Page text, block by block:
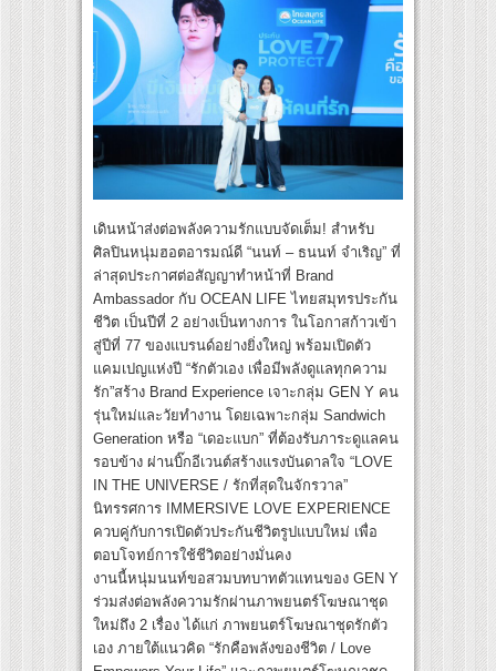
เดินหน้าส่งต่อพลังความรักแบบจัดเต็ม! สำหรับ
ศิลปินหนุ่มฮอตอารมณ์ดี “นนท์ – ธนนท์ จำเริญ” ที่
ล่าสุดประกาศต่อสัญญาทำหน้าที่ Brand
Ambassador กับ OCEAN LIFE ไทยสมุทรประกัน
ชีวิต เป็นปีที่ 2 อย่างเป็นทางการ ในโอกาสก้าวเข้า
สู่ปีที่ 77 ของแบรนด์อย่างยิ่งใหญ่ พร้อมเปิดตัว
แคมเปญแห่งปี “รักตัวเอง เพื่อมีพลังดูแลทุกความ
รัก”สร้าง Brand Experience เจาะกลุ่ม GEN Y คน
รุ่นใหม่และวัยทำงาน โดยเฉพาะกลุ่ม Sandwich
Generation หรือ “เดอะแบก” ที่ต้องรับภาระดูแลคน
รอบข้าง ผ่านบิ๊กอีเวนต์สร้างแรงบันดาลใจ “LOVE
IN THE UNIVERSE / รักที่สุดในจักรวาล”
นิทรรศการ IMMERSIVE LOVE EXPERIENCE
ควบคู่กับการเปิดตัวประกันชีวิตรูปแบบใหม่ เพื่อ
ตอบโจทย์การใช้ชีวิตอย่างมั่นคง
งานนี้หนุ่มนนท์ขอสวมบทบาทตัวแทนของ GEN Y
ร่วมส่งต่อพลังความรักผ่านภาพยนตร์โฆษณาชุด
ใหม่ถึง 2 เรื่อง ได้แก่ ภาพยนตร์โฆษณาชุดรักตัว
เอง ภายใต้แนวคิด “รักคือพลังของชีวิต / Love